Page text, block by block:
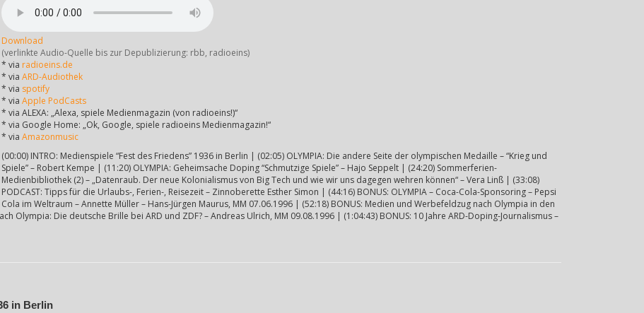
Download
(verlinkte Audio-Quelle bis zur Depublizierung: rbb, radioeins)
* via radioeins.de
* via ARD-Audiothek
* via spotify
* via Apple PodCasts
* via ALEXA: „Alexa, spiele Medienmagazin (von radioeins!)“
* via Google Home: „Ok, Google, spiele radioeins Medienmagazin!“
* via Amazonmusic
(00:00) INTRO: Medienspiele “Fest des Friedens” 1936 in Berlin | (02:05) OLYMPIA: Die andere Seite der olympischen Medaille – “Krieg und
Spiele” – Robert Kempe | (11:20) OLYMPIA: Geheimsache Doping “Schmutzige Spiele” – Hajo Seppelt | (24:20) Sommerferien-
Medienbibliothek (2) – „Datenraub. Der neue Kolonialismus von Big Tech und wie wir uns dagegen wehren können“ – Vera Linß | (33:08)
PODCAST: Tipps für die Urlaubs-, Ferien-, Reisezeit – Zinnoberette Esther Simon | (44:16) BONUS: OLYMPIA – Coca-Cola-Sponsoring – Pepsi
Cola im Weltraum – Annette Müller – Hans-Jürgen Maurus, MM 07.06.1996 | (52:18) BONUS: Medien und Werbefeldzug nach Olympia in den
Olympia: Die deutsche Brille bei ARD und ZDF? – Andreas Ulrich, MM 09.08.1996 | (1:04:43) BONUS: 10 Jahre ARD-Doping-Journalismus –
in Berlin